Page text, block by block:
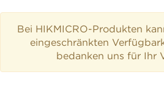
Bei HIKMICRO-Produkten
eingeschränkten
bedanken uns für Ihr